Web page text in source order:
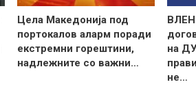
Цела Македонија под
портокалов аларм поради
екстремни горештини,
надлежните со важни…
на
не…